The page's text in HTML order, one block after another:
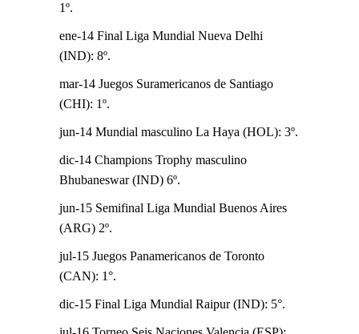
1º.
ene-14 Final Liga Mundial Nueva Delhi
(IND): 8º.
mar-14 Juegos Suramericanos de Santiago
(CHI): 1º.
jun-14 Mundial masculino La Haya (HOL): 3º.
dic-14 Champions Trophy masculino
Bhubaneswar (IND) 6º.
jun-15 Semifinal Liga Mundial Buenos Aires
(ARG) 2º.
jul-15 Juegos Panamericanos de Toronto
(CAN): 1°.
dic-15 Final Liga Mundial Raipur (IND): 5°.